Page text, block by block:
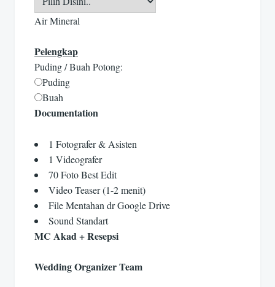
Air Mineral
Pelengkap
Puding / Buah Potong:
Puding
Buah
Documentation
1 Fotografer & Asisten
1 Videografer
70 Foto Best Edit
Video Teaser (1-2 menit)
File Mentahan dr Google Drive
Sound Standart
MC Akad + Resepsi
Wedding Organizer Team